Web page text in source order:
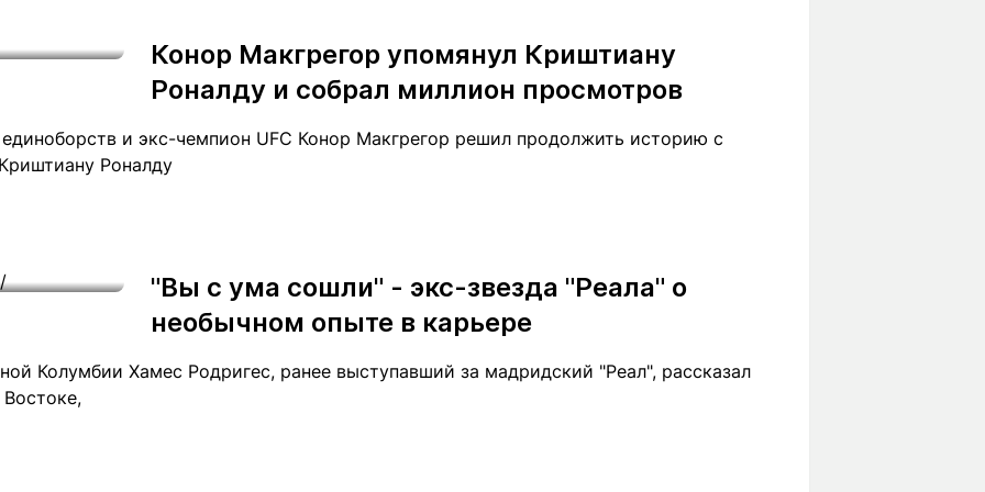
Блоги
Обзоры
Путевые
Маршруты
Алатау
Учебные
(700) 3 888 188
Конор Макгрегор упомянул Криштиану
Роналду и собрал миллион просмотров
и экс-чемпион UFC Конор Макгрегор решил продолжить историю с
Роналду
"Вы с ума сошли" - экс-звезда "Реала" о
необычном опыте в карьере
Колумбии Хамес Родригес, ранее выступавший за мадридский "Реал", рассказал